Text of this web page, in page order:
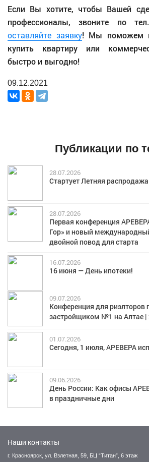
Если Вы хотите, чтобы Вашей
профессионалы, звоните по
оставляйте заявку! Мы поможем
купить квартиру или
быстро и выгодно!
09.12.2021
Публикации по
28.07.2026
Стартует Летняя
28.07.2026
Первая конференция
Гор» и новый
двойной повод для старта
16.07.2026
16 июня — День ипотеки!
09.07.2026
Конференция для риэлторов
застройщиком №1 на Алтае |
01.07.2026
Сегодня, 1 июля, АРЕВЕРА
09.06.2026
День России: Как офисы
в праздничные дни
Наши контакты
г. Красноярск, ул. Взлетная, 59, БЦ “Титан”, 6 этаж